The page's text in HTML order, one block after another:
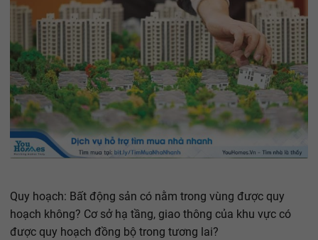
Quy hoạch: Bất động sản có nằm trong vùng được quy
hoạch không? Cơ sở hạ tầng, giao thông của khu vực có
được quy hoạch đồng bộ trong tương lai?